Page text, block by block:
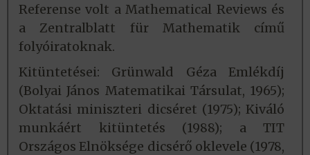
Referense volt a Mathematical Reviews és
a Zentralblatt für Mathematik című
folyóiratoknak.
Kitüntetései: Grünwald Géza Emlékdíj
(Bolyai János Matematikai Társulat, 1965);
Oktatási miniszteri dicséret (1975); Kiváló
munkáért kitüntetés (1988); a TIT
Országos Elnöksége dicsérő oklevele (1978,